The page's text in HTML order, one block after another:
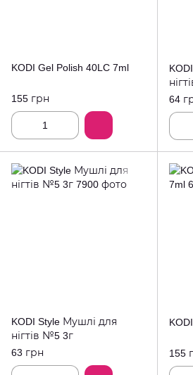
KODI Gel Polish 40LC 7ml
155 грн
64
KODI Style Мушлі для
нігтів №5 3г
63 грн
155